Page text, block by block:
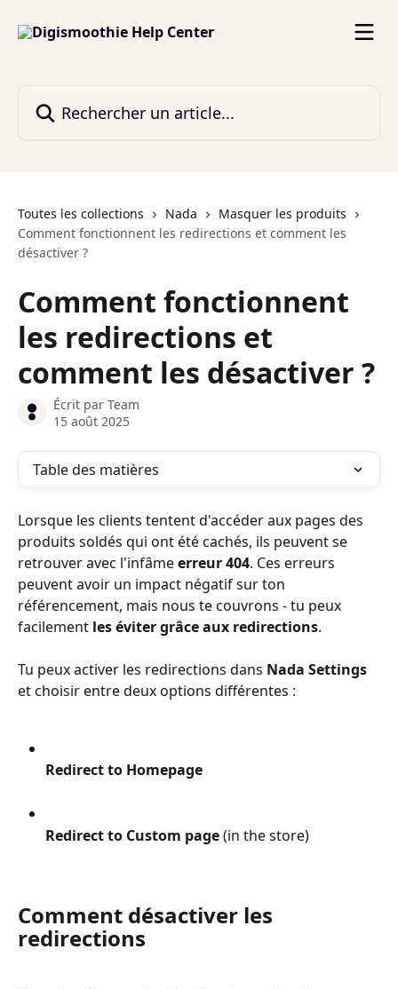
Toutes les collections Nada
Masquer les produits
Comment fonctionnent les redirections et comment les
désactiver ?
Comment fonctionnent
les redirections et
comment les désactiver ?
Écrit par Team
15 août 2025
Table des matières
Lorsque les clients tentent d'accéder aux pages des
produits soldés qui ont été cachés, ils peuvent se
retrouver avec l'infâme erreur 404. Ces erreurs
peuvent avoir un impact négatif sur ton
référencement, mais nous te couvrons - tu peux
facilement les éviter grâce aux redirections.
Tu peux activer les redirections dans Nada Settings
et choisir entre deux options différentes :
Redirect to Homepage
Redirect to Custom page (in the store)
Comment désactiver les
redirections